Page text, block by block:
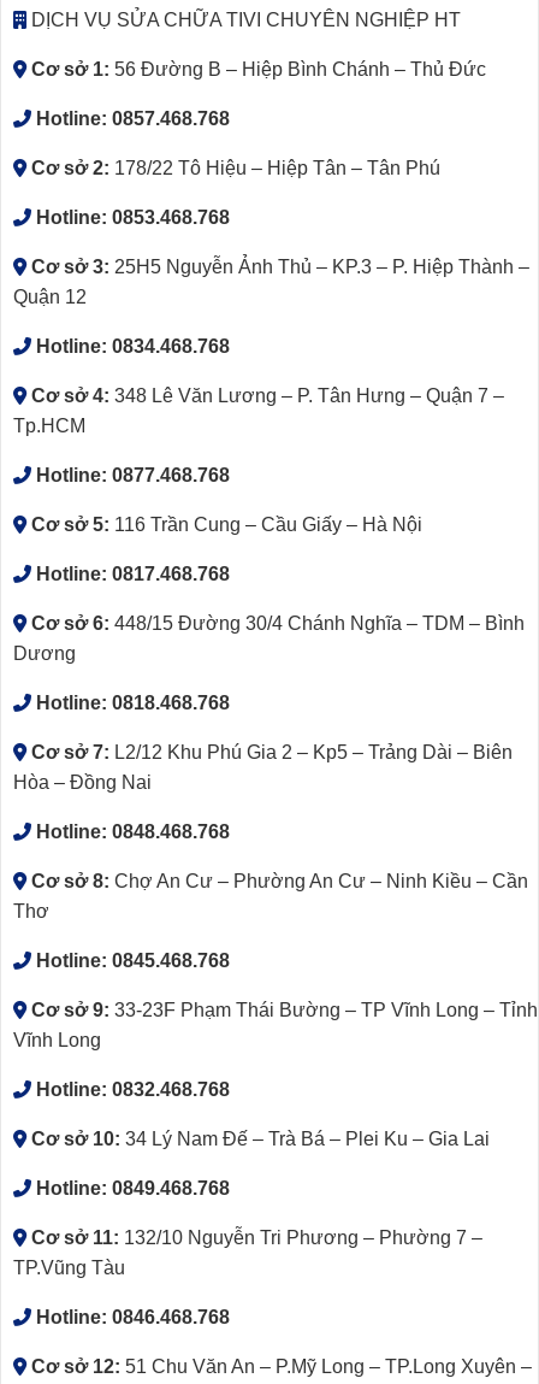
DỊCH VỤ SỬA CHỮA TIVI CHUYÊN NGHIỆP HT
Cơ sở 1: 56 Đường B – Hiệp Bình Chánh – Thủ Đức
Hotline: 0857.468.768
Cơ sở 2: 178/22 Tô Hiệu – Hiệp Tân – Tân Phú
Hotline: 0853.468.768
Cơ sở 3: 25H5 Nguyễn Ảnh Thủ – KP.3 – P. Hiệp Thành –
Quận 12
Hotline: 0834.468.768
Cơ sở 4: 348 Lê Văn Lương – P. Tân Hưng – Quận 7 –
Tp.HCM
Hotline: 0877.468.768
Cơ sở 5: 116 Trần Cung – Cầu Giấy – Hà Nội
Hotline: 0817.468.768
Cơ sở 6: 448/15 Đường 30/4 Chánh Nghĩa – TDM – Bình
Dương
Hotline: 0818.468.768
Cơ sở 7: L2/12 Khu Phú Gia 2 – Kp5 – Trảng Dài – Biên
Hòa – Đồng Nai
Hotline: 0848.468.768
Cơ sở 8: Chợ An Cư – Phường An Cư – Ninh Kiều – Cần
Thơ
Hotline: 0845.468.768
Cơ sở 9: 33-23F Phạm Thái Bường – TP Vĩnh Long – Tỉnh
Vĩnh Long
Hotline: 0832.468.768
Cơ sở 10: 34 Lý Nam Đế – Trà Bá – Plei Ku – Gia Lai
Hotline: 0849.468.768
Cơ sở 11: 132/10 Nguyễn Tri Phương – Phường 7 –
TP.Vũng Tàu
Hotline: 0846.468.768
Cơ sở 12: 51 Chu Văn An – P.Mỹ Long – TP.Long Xuyên –